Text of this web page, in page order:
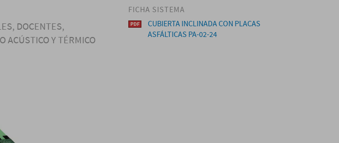
DOCENTES,
ACÚSTICO Y TÉRMICO
FICHA SISTEMA
CUBIERTA INCLINADA CON PLACAS
ASFÁLTICAS PA-02-24